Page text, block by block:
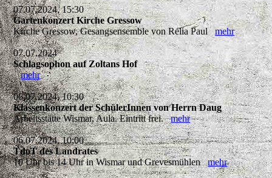
07.07.2024, 15:30
Gartenkonzert Kirche Gressow
Kirche Gressow, Gesangsensemble von Relia Paulmehr
07.07.2024
Schlagsophon auf Zoltans Hof
mehr
06.07.2024, 10:30
Klassenkonzert der SchülerInnen von Herrn Daug
Arbeitsstätte Wismar, Aula. Eintritt frei.mehr
06.07.2024, 10:00
TdoT des Landrates
10 Uhr bis 14 Uhr in Wismar und Grevesmühlenmehr